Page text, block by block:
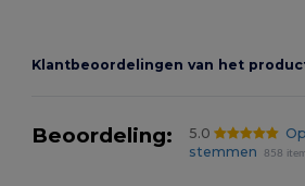
Klantbeoordelingen van het
Beoordeling: 5.0
stemmen
858